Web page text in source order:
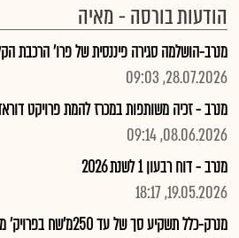
הודעות בורסה - מאיה
מנרב-הושלמה סגירה פיננסית של פרו' הרכבת
28.07.2026, 09:03
מנרב - זכיה משותפות במכרז להמת פרויקט דוראד
08.06.2026, 09:14
מנרב - דוח רבעון 1 לשנת 2026
19.05.2026, 18:17
מנרק-כלל תשקיע סך של עד 250מ'שח בפרויק' מסוג התחדשות עירונית